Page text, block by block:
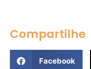
Compartilhe
Facebook